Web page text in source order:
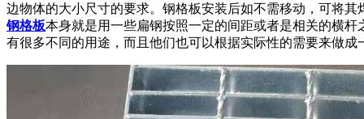
边物体的大小尺寸的要求。钢格板安装后如不需移动，可将
钢格板本身就是用一些扁钢按照一定的间距或者是相关的横
有很多不同的用途，而且他们也可以根据实际性的需要来做成